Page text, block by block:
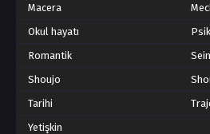
Macera
Okul hayatı
Romantik
Shoujo
Tarihi
Yetişkin